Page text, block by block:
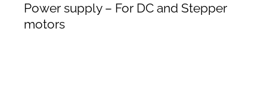
Power supply – For DC and Stepper
motors